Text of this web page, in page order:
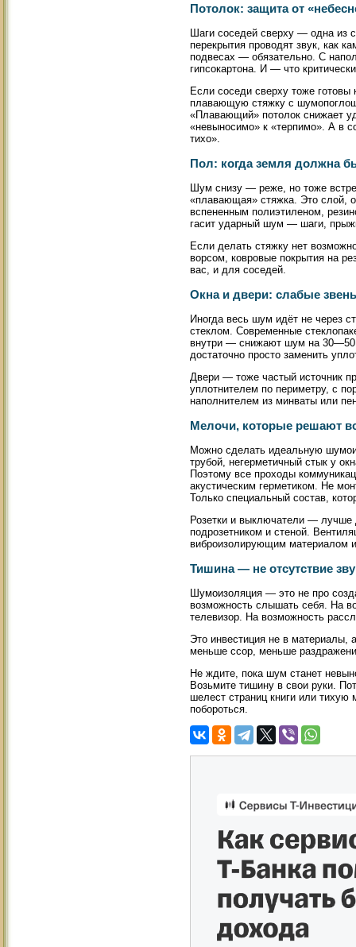
Потолок: защита от
Шаги соседей сверху — одна из
перекрытия проводят звук, как
подвесах — обязательно. С
гипсокартона. И — что
Если соседи сверху тоже
плавающую стяжку с
«Плавающий» потолок снижает
«невыносимо» к «терпимо». А в
тихо».
Пол: когда земля должна
Шум снизу — реже, но тоже
«плавающая» стяжка. Это слой,
вспененным полиэтиленом,
гасит ударный шум — шаги,
Если делать стяжку нет
ворсом, ковровые покрытия на
вас, и для соседей.
Окна и двери: слабые
Иногда весь шум идёт не через
стеклом. Современные
внутри — снижают шум на 30—50
достаточно просто заменить
Двери — тоже частый источник
уплотнителем по периметру, с
наполнителем из минваты или
Мелочи, которые решают
Можно сделать идеальную
трубой, негерметичный стык у
Поэтому все проходы
акустическим герметиком. Не
Только специальный состав,
Розетки и выключатели — лучше
подрозетником и стеной.
виброизолирующим материалом
Тишина — не отсутствие
Шумоизоляция — это не про
возможность слышать себя. На
телевизор. На возможность
Это инвестиция не в
меньше ссор, меньше
Не ждите, пока шум станет
Возьмите тишину в свои руки.
шелест страниц книги или тихую
побороться.